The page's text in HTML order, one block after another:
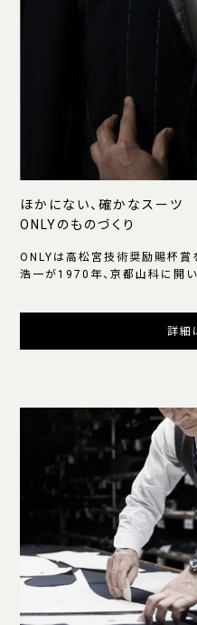
ほかにない、確かなスーツ
ONLYのものづくり
ONLYは高松宮技術奨励賜杯賞
浩一が1970年、京都山科に開い
詳細